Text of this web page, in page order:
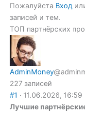
-
Вы
здесь:
Пожалуйста Вход
записей и тем.
ТОП партнёрских
AdminMoney
227 записей
#1 · 11.06.2026, 16:59
Лучшие